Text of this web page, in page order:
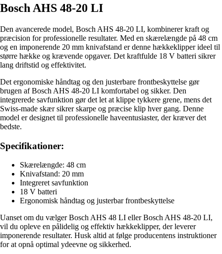
Bosch AHS 48-20 LI
Den avancerede model, Bosch AHS 48-20 LI, kombinerer kraft og
præcision for professionelle resultater. Med en skærelængde på 48 cm
og en imponerende 20 mm knivafstand er denne hækkeklipper ideel til
større hække og krævende opgaver. Det kraftfulde 18 V batteri sikrer
lang driftstid og effektivitet.
Det ergonomiske håndtag og den justerbare frontbeskyttelse gør
brugen af Bosch AHS 48-20 LI komfortabel og sikker. Den
integrerede savfunktion gør det let at klippe tykkere grene, mens det
Swiss-made skær sikrer skarpe og præcise klip hver gang. Denne
model er designet til professionelle haveentusiaster, der kræver det
bedste.
Specifikationer:
Skærelængde: 48 cm
Knivafstand: 20 mm
Integreret savfunktion
18 V batteri
Ergonomisk håndtag og justerbar frontbeskyttelse
Uanset om du vælger Bosch AHS 48 LI eller Bosch AHS 48-20 LI,
vil du opleve en pålidelig og effektiv hækkeklipper, der leverer
imponerende resultater. Husk altid at følge producentens instruktioner
for at opnå optimal ydeevne og sikkerhed.